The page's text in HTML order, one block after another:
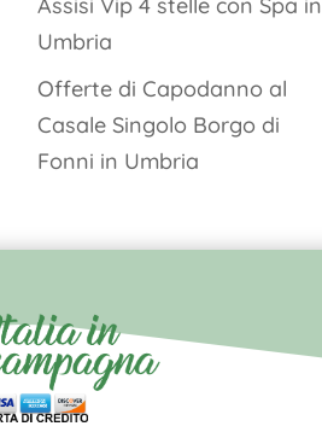
Assisi Vip 4 stelle con Spa in
Umbria
Offerte di Capodanno al
Casale Singolo Borgo di
Fonni in Umbria